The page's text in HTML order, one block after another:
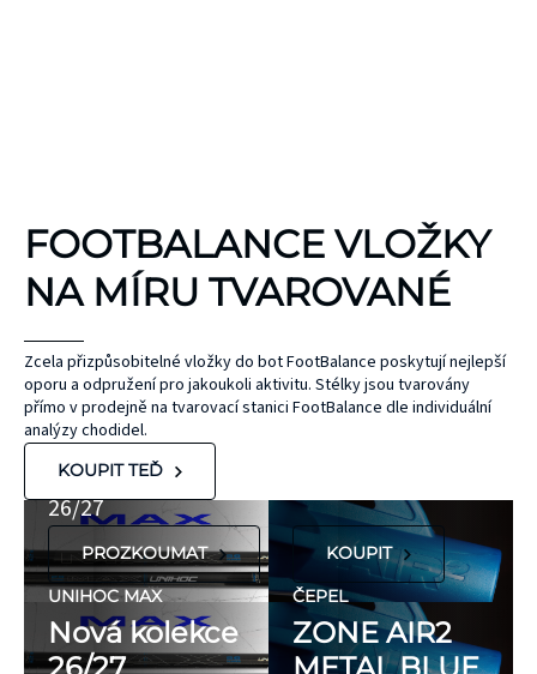
FOOTBALANCE VLOŽKY
NA MÍRU TVAROVANÉ
Zcela přizpůsobitelné vložky do bot FootBalance poskytují nejlepší
oporu a odpružení pro jakoukoli aktivitu. Stélky jsou tvarovány
přímo v prodejně na tvarovací stanici FootBalance dle individuální
analýzy chodidel.
KOUPIT TEĎ
UNIHOC
MAX
Nová kolekce
26/27
PROZKOUMAT
UNIHOC MAX
Nová kolekce
26/27
ČEPEL
ZONE
KOUPIT
ČEPEL
ZONE AIR2
METAL BLUE
FLORBALOVÉ HOLE
KINEZIOLOGICKÉ
TEJPY
KT TAPE
bez latexu a
přírodního
hypoalergenní,
neobsahují latex
ani přírodní
kaučuk. Obsahují
minimum
potenciálně